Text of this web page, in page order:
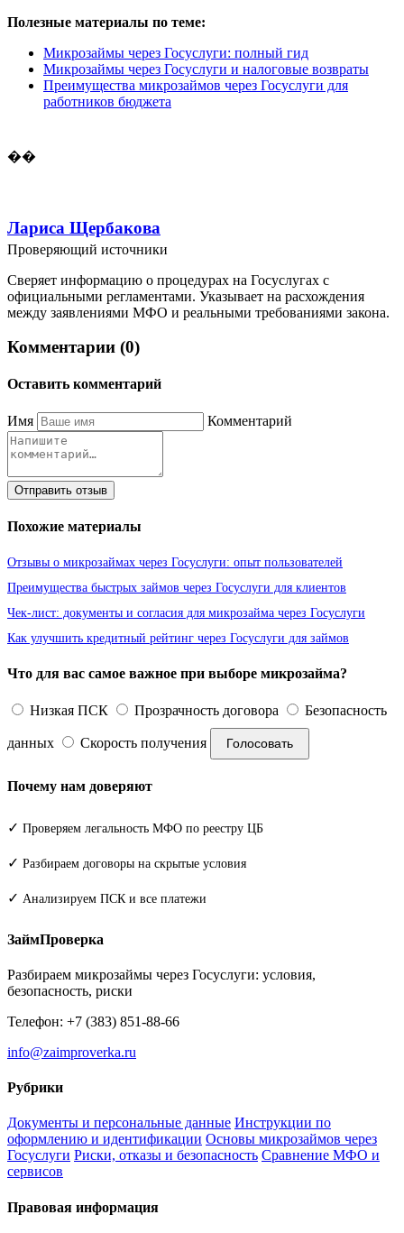
Полезные материалы по теме:
Микрозаймы через Госуслуги: полный гид
Микрозаймы через Госуслуги и налоговые возвраты
Преимущества микрозаймов через Госуслуги для
работников бюджета
��
Лариса Щербакова
Проверяющий источники
Сверяет информацию о процедурах на Госуслугах с
официальными регламентами. Указывает на расхождения
между заявлениями МФО и реальными требованиями закона.
Комментарии (0)
Оставить комментарий
Имя Комментарий
Отправить отзыв
Похожие материалы
Отзывы о микрозаймах через Госуслуги: опыт пользователей
Преимущества быстрых займов через Госуслуги для клиентов
Чек-лист: документы и согласия для микрозайма через Госуслуги
Как улучшить кредитный рейтинг через Госуслуги для займов
Что для вас самое важное при выборе микрозайма?
Низкая ПСК Прозрачность договора Безопасность
данных Скорость получения Голосовать
Почему нам доверяют
✓ Проверяем легальность МФО по реестру ЦБ
✓ Разбираем договоры на скрытые условия
✓ Анализируем ПСК и все платежи
ЗаймПроверка
Разбираем микрозаймы через Госуслуги: условия,
безопасность, риски
Телефон: +7 (383) 851-88-66
info@zaimproverka.ru
Рубрики
Документы и персональные данные Инструкции по
оформлению и идентификации Основы микрозаймов через
Госуслуги Риски, отказы и безопасность Сравнение МФО и
сервисов
Правовая информация